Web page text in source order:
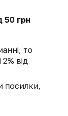
50 грн
то
2% від
посилки,